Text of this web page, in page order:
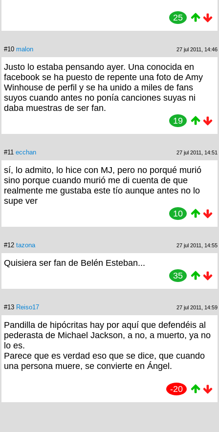
25
#10 malon 27 jul 2011, 14:46
Justo lo estaba pensando ayer. Una conocida en
facebook se ha puesto de repente una foto de Amy
Winhouse de perfil y se ha unido a miles de fans
suyos cuando antes no ponía canciones suyas ni
daba muestras de ser fan.
19
#11 ecchan 27 jul 2011, 14:51
sí, lo admito, lo hice con MJ, pero no porqué murió
sino porque cuando murió me di cuenta de que
realmente me gustaba este tío aunque antes no lo
supe ver
10
#12 tazona 27 jul 2011, 14:55
Quisiera ser fan de Belén Esteban...
35
#13 Reiso17 27 jul 2011, 14:59
Pandilla de hipócritas hay por aquí que defendéis al
pederasta de Michael Jackson, a no, a muerto, ya no
lo es.
Parece que es verdad eso que se dice, que cuando
una persona muere, se convierte en Ángel.
-20